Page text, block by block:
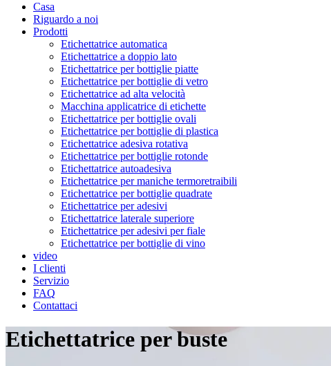
Casa
Riguardo a noi
Prodotti
Etichettatrice automatica
Etichettatrice a doppio lato
Etichettatrice per bottiglie piatte
Etichettatrice per bottiglie di vetro
Etichettatrice ad alta velocità
Macchina applicatrice di etichette
Etichettatrice per bottiglie ovali
Etichettatrice per bottiglie di plastica
Etichettatrice adesiva rotativa
Etichettatrice per bottiglie rotonde
Etichettatrice autoadesiva
Etichettatrice per maniche termoretraibili
Etichettatrice per bottiglie quadrate
Etichettatrice per adesivi
Etichettatrice laterale superiore
Etichettatrice per adesivi per fiale
Etichettatrice per bottiglie di vino
video
I clienti
Servizio
FAQ
Contattaci
Etichettatrice per buste